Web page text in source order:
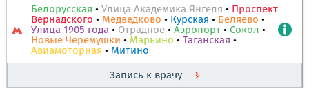
Белорусская • Улица Академика Янгеля • Проспект
Вернадского • Медведково • Курская • Беляево •
Улица 1905 года • Отрадное • Аэропорт • Сокол •
Новые Черемушки • Марьино • Таганская •
Авиамоторная • Митино
Запись к врачу